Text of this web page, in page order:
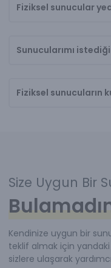
Fiziksel sunucular
Sunucularımı
Fiziksel sunucuların
Size Uygun Bir
Kendinize uygun bir
teklif almak için
sizlere ulaşarak